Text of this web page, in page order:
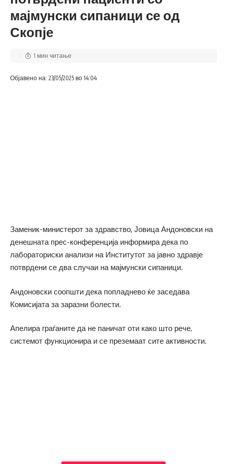
мајмунски сипаници се од
Скопје
Објавено на: 23/05/2025 во 14:04
1 мин читање
Заменик-министерот за здравство, Јовица Андоновски на
денешната прес-конференција информира дека по
лабораториски анализи на Институтот за јавно здравје
потврдени се два случаи на мајмунски сипаници.
Андоновски соопшти дека попладнево ќе заседава
Комисијата за заразни болести.
Апелира граѓаните да не паничат оти како што рече,
системот функционира и се преземаат сите активности.